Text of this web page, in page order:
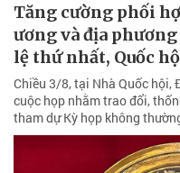
Tăng cường phối
ương và địa
lệ thứ nhất, Quốc
Chiều 3/8, tại Nhà Quốc hội,
cuộc họp nhằm trao đổi,
tham dự Kỳ họp không